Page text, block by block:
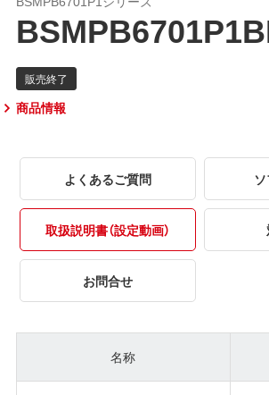
商品情報
よくあるご質問
取扱説明書（設定動画）
お問合せ
名称